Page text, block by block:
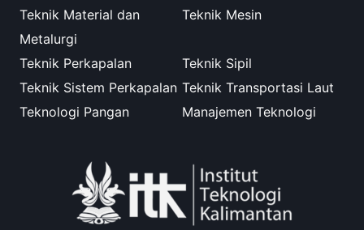
Teknik Material dan
Metalurgi
Teknik Mesin
Teknik Perkapalan
Teknik Sipil
Teknik Sistem Perkapalan Teknik Transportasi Laut
Teknologi Pangan
Manajemen Teknologi